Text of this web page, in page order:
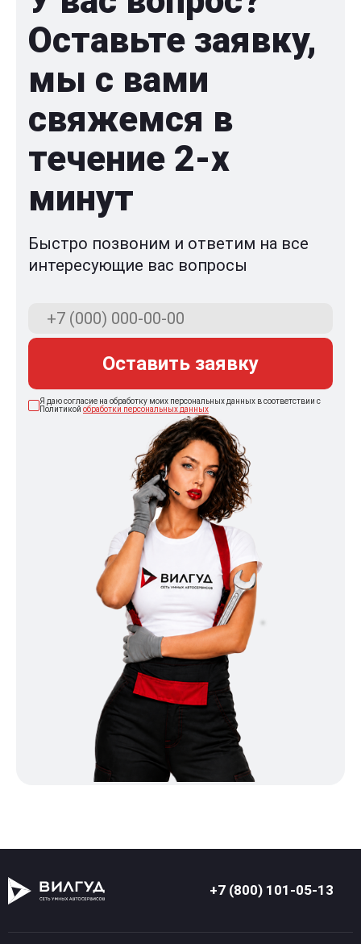
Оставьте заявку,
мы с вами
свяжемся в
течение 2-x
минут
Быстро позвоним и ответим на все
интересующие вас вопросы
Оставить заявку
Я даю согласие на обработку моих персональных данных в соответствии с
Политикой обработки персональных данных
+7 (800) 101-05-13